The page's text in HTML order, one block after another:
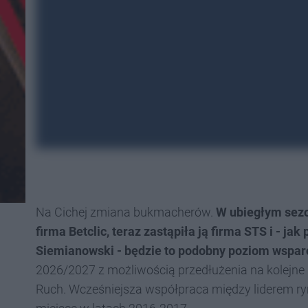
Na Cichej zmiana bukmacherów. W ubiegłym
firma Betclic, teraz zastąpiła ją firma STS i - jak
Siemianowski - będzie to podobny poziom
2026/2027 z możliwością przedłużenia na
Ruch. Wcześniejsza współpraca między liderem